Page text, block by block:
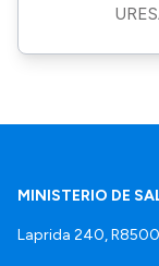
MINISTERIO DE
Laprida 240,